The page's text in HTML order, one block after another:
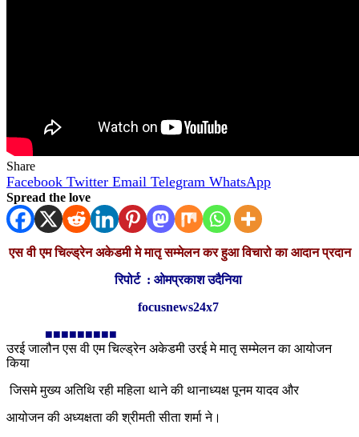
Share
Facebook Twitter Email Telegram WhatsApp
Spread the love
एस वी एम चिल्ड्रेन अकेडमी मे मातृ सम्मेलन कर हुआ विचारो का आदान प्रदान
रिपोर्ट : ओमप्रकाश उदैनिया
focusnews24x7
■■■■■■■■■
उरई जालौन एस वी एम चिल्ड्रेन अकेडमी उरई मे मातृ सम्मेलन का आयोजन
किया
जिसमे मुख्य अतिथि रही महिला थाने की थानाध्यक्ष पूनम यादव और
आयोजन की अध्यक्षता की श्रीमती सीता शर्मा ने।